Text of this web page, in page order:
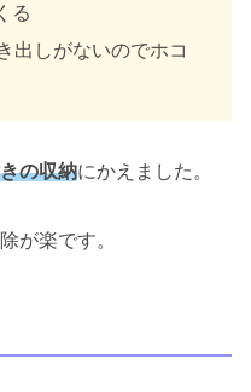
る
出しがないのでホコ
の収納にかえました。
が楽です。